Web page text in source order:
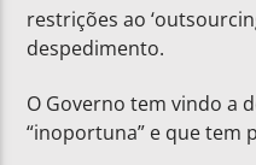
restrições ao
despedimento.
O Governo tem vindo a
“inoportuna” e que tem